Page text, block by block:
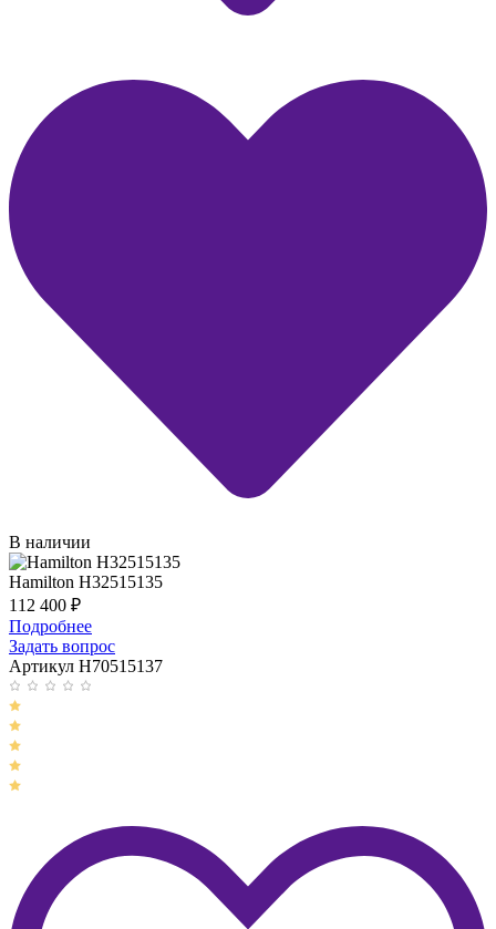
В наличии
Hamilton H32515135
112 400 ₽
Подробнее
Задать вопрос
Артикул H70515137